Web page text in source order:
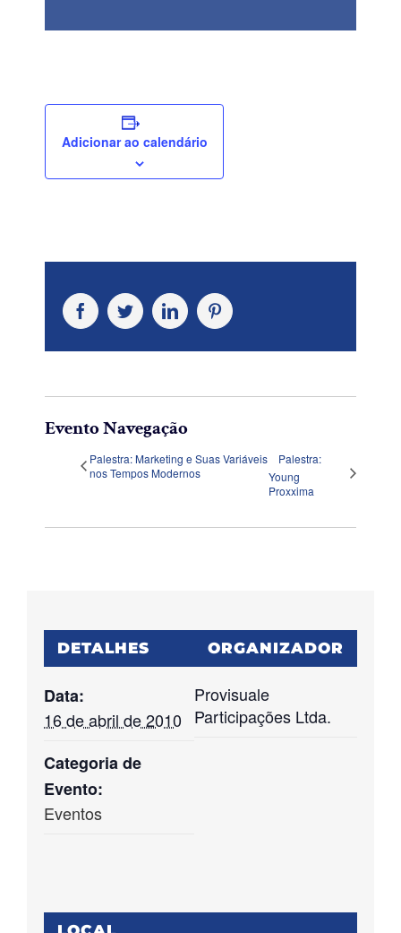
Adicionar ao calendário
FacebookTwitterLinkedInPinterest
Evento Navegação
Palestra: Marketing e Suas Variáveis
nos Tempos Modernos
Palestra:
Young
Proxxima
DETALHES
Data:
16 de abril de 2010
Categoria de
Evento:
Eventos
ORGANIZADOR
Provisuale
Participações Ltda.